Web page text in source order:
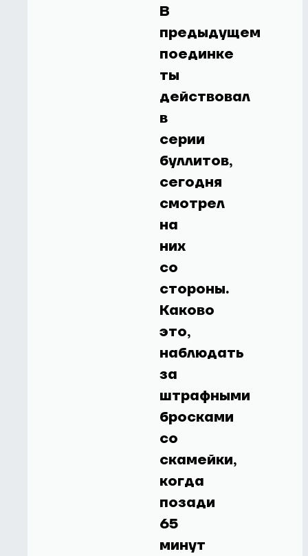
В
предыдущем
поединке
ты
действовал
в
серии
буллитов,
сегодня
смотрел
на
них
со
стороны.
Каково
это,
наблюдать
за
штрафными
бросками
со
скамейки,
когда
позади
65
минут